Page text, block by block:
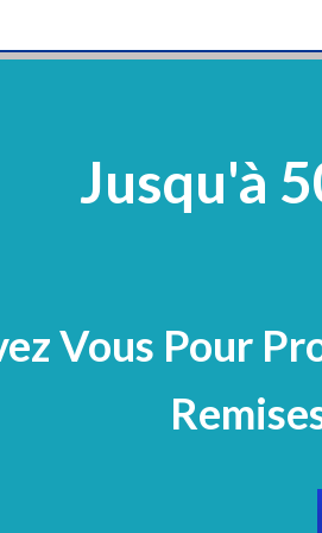
Jusqu'à
Vous Pour
EquipementsEQ Médico-Dentaires